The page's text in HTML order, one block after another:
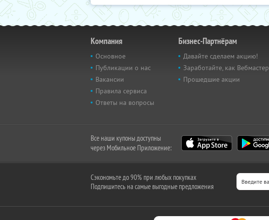
Компания
Основное
Публикации о нас
Вакансии
Правила сервиса
Ответы на вопросы
Бизнес-Партнёрам
Давайте сделаем акцию!
Заработайте, как Вебмастер
Прошедшие акции
Все наши купоны доступны
через Мобильное Приложение:
Сэкономьте до 90% при любых покупках
Подпишитесь на самые выгодные предложения